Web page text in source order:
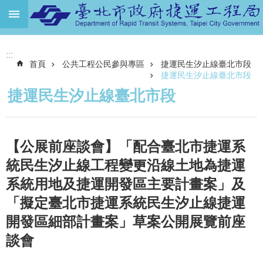
跳到主要內容區塊
階
搜
機
關
紹
捷
運
路
網
土
地
開
:::
首頁 公共工程公民參與專區
捷運民生汐止線臺北市段
捷運民生汐止線臺北市段
捷運民生汐止線臺北市段
【公展前座談會】「配合臺北市捷運系
統民生汐止線工程變更沿線土地為捷運
系統用地及捷運開發區主要計畫案」及
「擬定臺北市捷運系統民生汐止線捷運
開發區細部計畫案」草案公開展覽前座
談會